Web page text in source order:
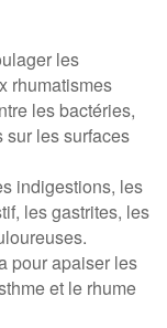
les
rhumatismes
les bactéries,
sur les surfaces
indigestions, les
les gastrites, les
pour apaiser les
et le rhume